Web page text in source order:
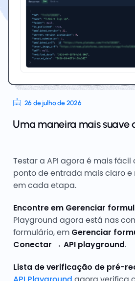
26 de julho de 2026
Uma maneira mais suave
Testar a API agora é mais fácil
ponto de entrada mais claro
em cada etapa.
Encontre em Gerenciar
Playground agora está nas
formulário, em Gerenciar
Conectar → API playground.
Lista de verificação de pré-